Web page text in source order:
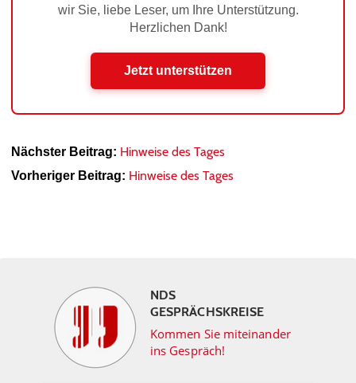
wir Sie, liebe Leser, um Ihre Unterstützung.
Herzlichen Dank!
Jetzt unterstützen
Nächster Beitrag: Hinweise des Tages
Vorheriger Beitrag: Hinweise des Tages
NDS
GESPRÄCHSKREISE
Kommen Sie miteinander
ins Gespräch!